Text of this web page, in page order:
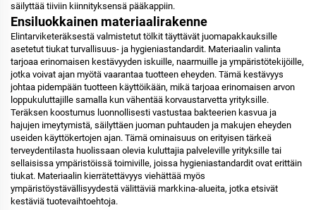
säilyttää tiiviin kiinnityksensä pääkappiin.
Ensiluokkainen materiaalirakenne
Elintarviketeräksestä valmistetut tölkit täyttävät juomapakkauksille
asetetut tiukat turvallisuus- ja hygieniastandardit. Materiaalin valinta
tarjoaa erinomaisen kestävyyden iskuille, naarmuille ja ympäristötekijöille,
jotka voivat ajan myötä vaarantaa tuotteen eheyden. Tämä kestävyys
johtaa pidempään tuotteen käyttöikään, mikä tarjoaa erinomaisen arvon
loppukuluttajille samalla kun vähentää korvaustarvetta yrityksille.
Teräksen koostumus luonnollisesti vastustaa bakteerien kasvua ja
hajujen imeytymistä, säilyttäen juoman puhtauden ja makujen eheyden
useiden käyttökertojen ajan. Tämä ominaisuus on erityisen tärkeä
terveydentilasta huolissaan olevia kuluttajia palveleville yrityksille tai
sellaisissa ympäristöissä toimiville, joissa hygieniastandardit ovat erittäin
tiukat. Materiaalin kierrätettävyys viehättää myös
ympäristöystävällisyydestä välittäviä markkina-alueita, jotka etsivät
kestäviä tuotevaihtoehtoja.